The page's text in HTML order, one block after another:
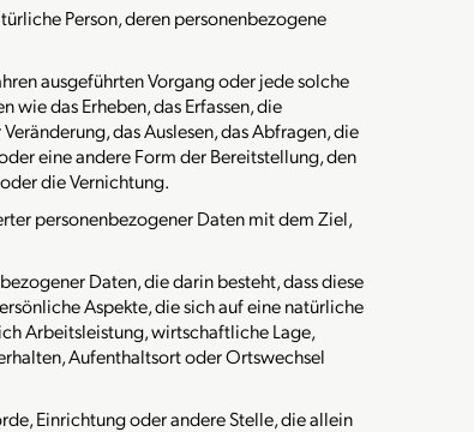
Person, deren personenbezogene
ausgeführten Vorgang oder jede solche
das Erheben, das Erfassen, die
das Auslesen, das Abfragen, die
eine andere Form der Bereitstellung, den
die Vernichtung.
personenbezogener Daten mit dem Ziel,
Daten, die darin besteht, dass diese
Aspekte, die sich auf eine natürliche
Arbeitsleistung, wirtschaftliche Lage,
Aufenthaltsort oder Ortswechsel
Einrichtung oder andere Stelle, die allein